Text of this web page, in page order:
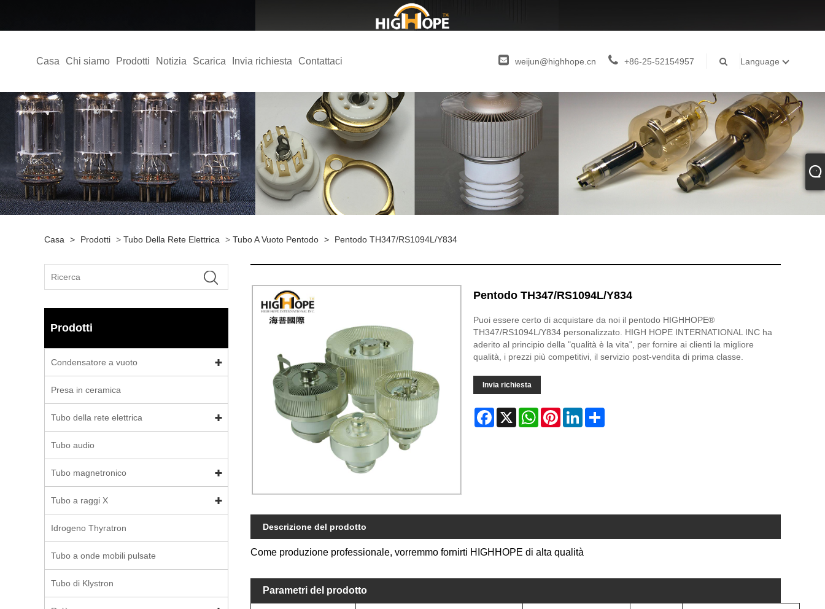
Casa Chi siamo Prodotti Notizia Scarica Invia richiesta Contattaci weijun@highhope.cn +86-25-52154957 Language
Casa > Prodotti > Tubo Della Rete Elettrica > Tubo A Vuoto Pentodo > Pentodo TH347/RS1094L/Y834
Prodotti
Condensatore a vuoto
Presa in ceramica
Tubo della rete elettrica
Tubo audio
Tubo magnetronico
Tubo a raggi X
Idrogeno Thyratron
Tubo a onde mobili pulsate
Tubo di Klystron
Pentodo TH347/RS1094L/Y834
Puoi essere certo di acquistare da noi il pentodo HIGHHOPE®
TH347/RS1094L/Y834 personalizzato. HIGH HOPE INTERNATIONAL INC ha
aderito al principio della "qualità è la vita", per fornire ai clienti la migliore
qualità, i prezzi più competitivi, il servizio post-vendita di prima classe.
Invia richiesta
Facebook
X WhatsAppPinterestLinkedInShare
Descrizione del prodotto
Come produzione professionale, vorremmo fornirti HIGHHOPE di alta qualità
Parametri del prodotto